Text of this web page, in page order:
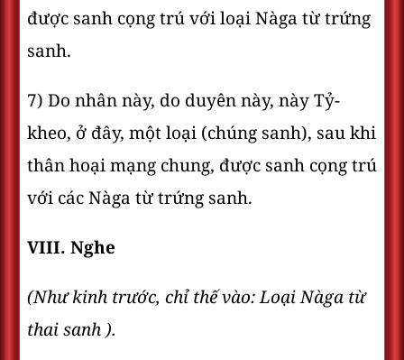
được sanh cọng trú với loại Nàga từ trứng
sanh.
7) Do nhân này, do duyên này, này Tỷ-
kheo, ở đây, một loại (chúng sanh), sau khi
thân hoại mạng chung, được sanh cọng trú
với các Nàga từ trứng sanh.
VIII. Nghe
(Như kinh trước, chỉ thế vào: Loại Nàga từ
thai sanh ).